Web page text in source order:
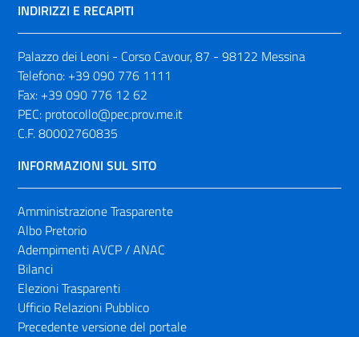
INDIRIZZI E RECAPITI
Palazzo dei Leoni - Corso Cavour, 87 - 98122 Messina
Telefono: +39 090 776 1111
Fax: +39 090 776 12 62
PEC: protocollo@pec.prov.me.it
C.F. 80002760835
INFORMAZIONI SUL SITO
Amministrazione Trasparente
Albo Pretorio
Adempimenti AVCP / ANAC
Bilanci
Elezioni Trasparenti
Ufficio Relazioni Pubblico
Precedente versione del portale